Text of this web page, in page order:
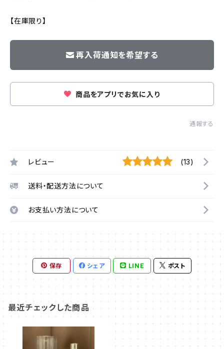
【在庫限り】
再入荷通知を希望する
商品をアプリでお気に入り
通報する
レビュー (13)
送料・配送方法について
お支払い方法について
保存 シェア LINE ポスト
最近チェックした商品